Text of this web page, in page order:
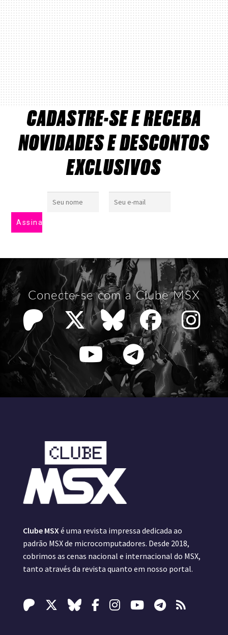
CADASTRE-SE E RECEBA
NOVIDADES E DESCONTOS
EXCLUSIVOS
Conecte-se com a Clube MSX
Clube MSXé uma revista impressa dedicada ao
padrão MSX de microcomputadores. Desde 2018,
cobrimos as cenas nacional e internacional do MSX,
tanto através da revista quanto em nosso portal.